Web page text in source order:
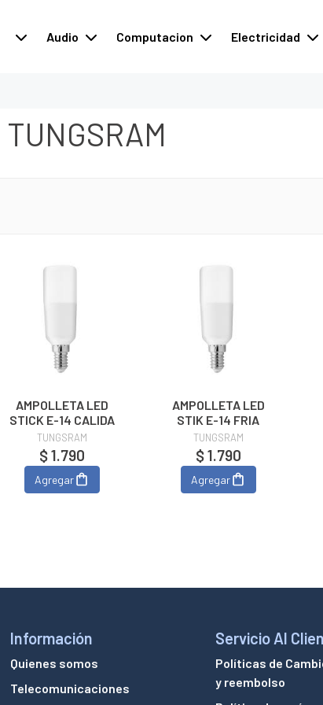
Audio Computacion Electricidad
TUNGSRAM
AMPOLLETA LED
STICK E-14 CALIDA
TUNGSRAM
$ 1.790
Agregar
AMPOLLETA LED
STIK E-14 FRIA
TUNGSRAM
$ 1.790
Agregar
Información
Quienes somos
Telecomunicaciones
Servicio Al
Políticas de
y reembolso